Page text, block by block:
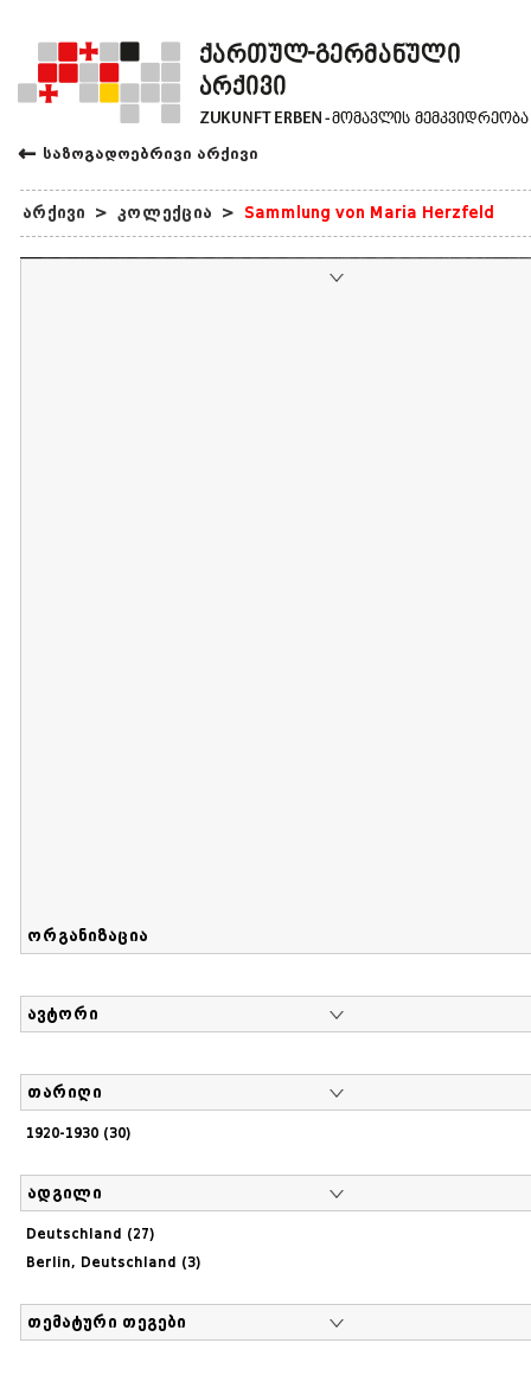
← საზოგადოებრივი არქივი
არქივი > კოლექცია > Sammlung von Maria Herzfeld
ორგანიზაცია
ავტორი
თარიღი
1920-1930 (30)
ადგილი
Deutschland (27)
Berlin, Deutschland (3)
თემატური თეგები